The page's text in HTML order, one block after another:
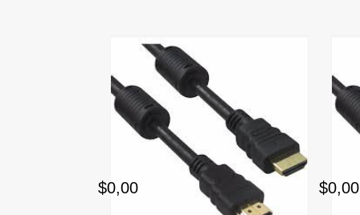
$0,00 $0,00